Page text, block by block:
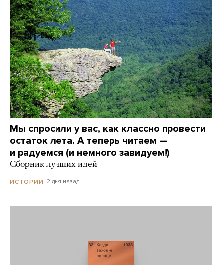
Мы спросили у вас, как классно провести
остаток лета. А теперь читаем —
и радуемся (и немного завидуем!)
Сборник лучших идей
ИСТОРИИ 2 дня назад